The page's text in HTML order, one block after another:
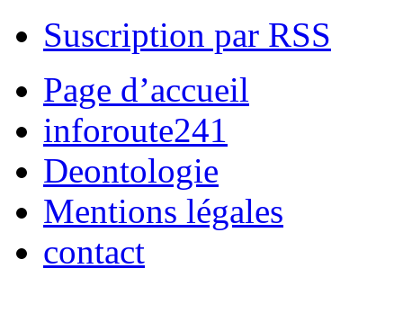
Suscription par RSS
Page d’accueil
inforoute241
Deontologie
Mentions légales
contact